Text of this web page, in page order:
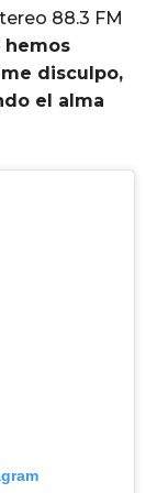
88.3 FM
hemos
disculpo,
el alma